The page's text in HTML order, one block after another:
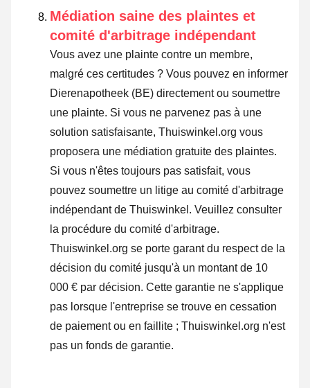
Médiation saine des plaintes et
comité d'arbitrage indépendant
Vous avez une plainte contre un membre,
malgré ces certitudes ? Vous pouvez en informer
Dierenapotheek (BE) directement ou soumettre
une plainte. Si vous ne parvenez pas à une
solution satisfaisante, Thuiswinkel.org vous
proposera une médiation gratuite des plaintes.
Si vous n'êtes toujours pas satisfait, vous
pouvez soumettre un litige au comité d'arbitrage
indépendant de Thuiswinkel. Veuillez consulter
la procédure du comité d'arbitrage.
Thuiswinkel.org se porte garant du respect de la
décision du comité jusqu'à un montant de 10
000 € par décision. Cette garantie ne s'applique
pas lorsque l'entreprise se trouve en cessation
de paiement ou en faillite ; Thuiswinkel.org n'est
pas un fonds de garantie.